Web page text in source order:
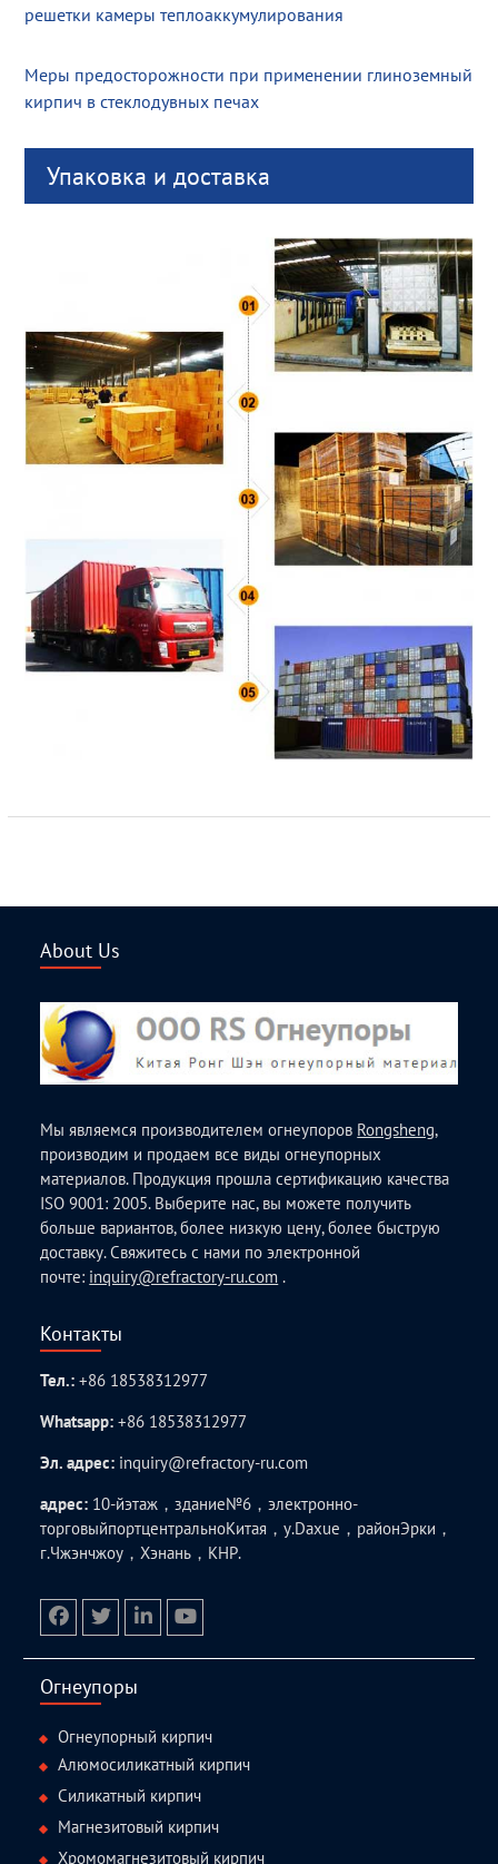
решетки камеры теплоаккумулирования
Меры предосторожности при применении глиноземный
кирпич в стеклодувных печах
Упаковка и доставка
About Us
Мы являемся производителем огнеупоров Rongsheng,
производим и продаем все виды огнеупорных
материалов. Продукция прошла сертификацию качества
ISO 9001: 2005. Выберите нас, вы можете получить
больше вариантов, более низкую цену, более быструю
доставку. Свяжитесь с нами по электронной
почте: inquiry@refractory-ru.com .
Контакты
Тел.:+86 18538312977
Whatsapp:+86 18538312977
Эл. адрес: inquiry@refractory-ru.com
адрес: 10-йэтаж，здание№6，электронно-
торговыйпортцентральноКитая，у.Daxue，районЭрки，
г.Чжэнчжоу，Хэнань，КНР.
Огнеупоры
Огнеупорный кирпич
Алюмосиликатный кирпич
Силикатный кирпич
Магнезитовый кирпич
Хромомагнезитовый кирпич